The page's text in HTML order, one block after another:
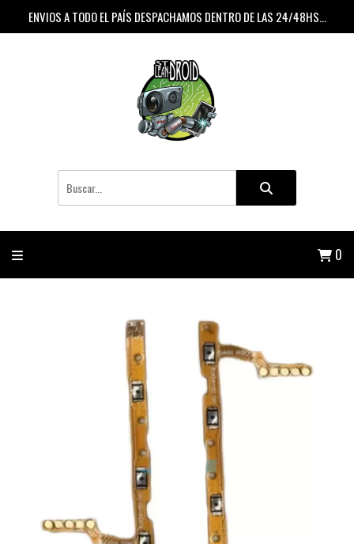
ENVIOS A TODO EL PAÍS DESPACHAMOS DENTRO DE LAS 24/48HS...
0